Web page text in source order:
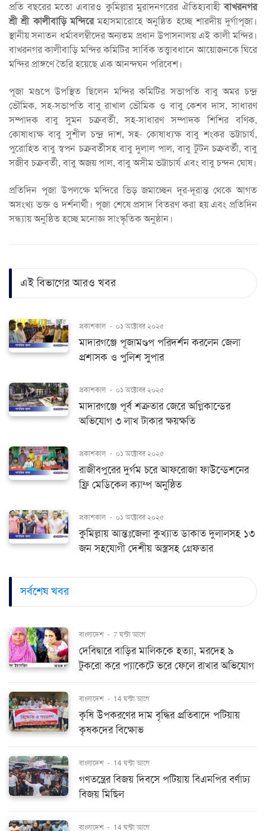
প্রতি বছরের মতো এবারও কুমিল্লার মুরাদনগরের ঐতিহ্যবাহীবাখরনগর
শ্রী শ্রী কালীবাড়ি মন্দিরেমহাসমারোহে অনুষ্ঠিত হচ্ছে শারদীয় দুর্গাপূজা।
স্থানীয় সনাতন ধর্মাবলম্বীদের অন্যতম প্রধান উপাসনালয় এই কালী মন্দির।
বাখরনগর কালীবাড়ি মন্দির কমিটির সার্বিক তত্ত্বাবধানে আয়োজনকে ঘিরে
মন্দির প্রাঙ্গণে তৈরি হয়েছে এক আনন্দঘন পরিবেশ।
পূজা মণ্ডপে উপস্থিত ছিলেন মন্দির কমিটির সভাপতি বাবু অমর চন্দ্র
ভৌমিক, সহ-সভাপতি বাবু রাখাল ভৌমিক ও বাবু কেশব দাস, সাধারণ
সম্পাদক বাবু সুমন চক্রবর্তী, সহ-সাধারণ সম্পাদক শিশির বণিক,
কোষাধ্যক্ষ বাবু সুশীল চন্দ্র দাশ, সহ- কোষাধ্যক্ষ বাবু শংকর ভট্টাচার্য,
পুরোহিত বাবু স্বপন চক্রবর্তীসহ বাবু দুলাল পাল, বাবু টুটন চক্রবর্তী, বাবু
সজীব চক্রবর্তী, বাবু অজয় পাল, বাবু অসীম ভট্টাচার্য এবং বাবু চন্দন ঘোষ।
প্রতিদিন পূজা উপলক্ষে মন্দিরে ভিড় জমাচ্ছেন দূর-দূরান্ত থেকে আগত
অসংখ্য ভক্ত ও দর্শনার্থী। পূজা শেষে প্রসাদ বিতরণ করা হয় এবং প্রতিদিন
সন্ধ্যায় অনুষ্ঠিত হচ্ছে মনোজ্ঞ সাংস্কৃতিক অনুষ্ঠান।
এই বিভাগের আরও খবর
প্রকাশকাল - ০১ অক্টোবর ২০২৫
মাদারগঞ্জে পূজামণ্ডপ পরিদর্শন করলেন জেলা
প্রশাসক ও পুলিশ সুপার
প্রকাশকাল - ০১ অক্টোবর ২০২৫
মাদারগঞ্জে পূর্ব শত্রুতার জেরে অগ্নিকান্ডের
অভিযোগ ৩ লাখ টাকার ক্ষয়ক্ষতি
প্রকাশকাল - ০১ অক্টোবর ২০২৫
রাজীবপুরের দুর্গম চরে আফরোজা ফাউন্ডেশনের
ফ্রি মেডিকেল ক্যাম্প অনুষ্ঠিত
প্রকাশকাল - ০১ অক্টোবর ২০২৫
কুমিল্লায় আন্তঃজেলা কুখ্যাত ডাকাত দুলালসহ ১৩
জন সহযোগী দেশীয় অস্ত্রসহ গ্রেফতার
সর্বশেষ খবর
বাংলাদেশ - 7 ঘন্টা আগে
দেবিদ্বারে বাড়ির মালিককে হত্যা, মরদেহ ৯
টুকরো করে প্যাকেটে ভরে ফেলে রাখার অভিযোগ
বাংলাদেশ - 14 ঘন্টা আগে
কৃষি উপকরণের দাম বৃদ্ধির প্রতিবাদে পটিয়ায়
কৃষকদের বিক্ষোভ
বাংলাদেশ - 14 ঘন্টা আগে
গণতন্ত্রের বিজয় দিবসে পটিয়ায় বিএনপির বর্ণাঢ্য
বিজয় মিছিল
বাংলাদেশ - 14 ঘন্টা আগে